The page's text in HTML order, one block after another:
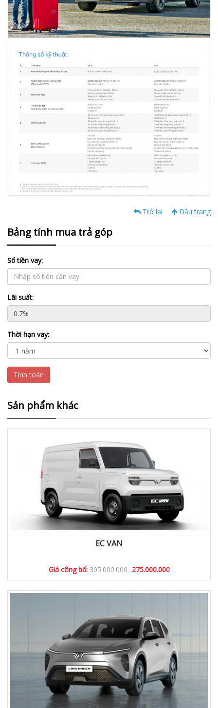
Trở lại Đầu trang
Bảng tính mua trả góp
Số tiền vay:
Lãi suất:
Thời hạn vay:
Tính toán
Sản phẩm khác
EC VAN
Giá công bố:305.000.000 275.000.000